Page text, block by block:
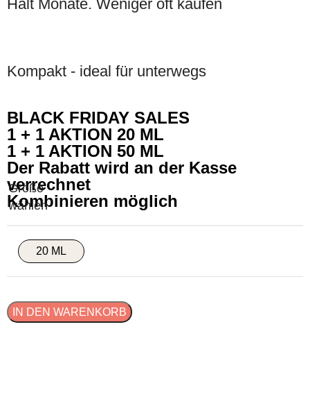
Hält Monate. Weniger oft kaufen
Kompakt - ideal für unterwegs
BLACK FRIDAY SALES
1 + 1 AKTION 20 ML
1 + 1 AKTION 50 ML
Der Rabatt wird an der Kasse
verrechnet
Kombinieren möglich
20 ML
IN DEN WARENKORB